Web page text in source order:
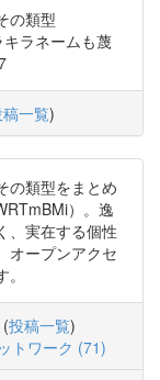
の類型
ラネームも蔑
一覧)
の類型をまとめ
）。逸
、実在する個性
オープンアクセ
(投稿一覧)
トワーク (71)